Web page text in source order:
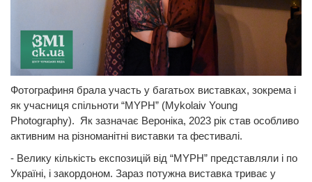
Фотографиня брала участь у багатьох виставках, зокрема і
як учасниця спільноти “MYPH” (Mykolaiv Young
Photography). Як зазначає Вероніка, 2023 рік став особливо
активним на різноманітні виставки та фестивалі.
- Велику кількість експозицій від “MYPH” представляли і по
Україні, і закордоном. Зараз потужна виставка триває у